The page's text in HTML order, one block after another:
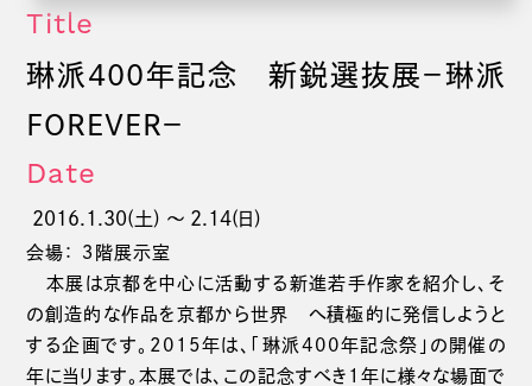
Title
琳派400年記念 新鋭選抜展－琳派
ＦＯＲＥＶＥＲ－
Date
2016.1.30(土) 〜 2.14(日)
会場： ３階展示室
本展は京都を中心に活動する新進若手作家を紹介し、そ
の創造的な作品を京都から世界 へ積極的に発信しようと
する企画です。2015年は、「琳派400年記念祭」の開催の
年に当ります。本展では、この記念すべき1年に様々な場面で